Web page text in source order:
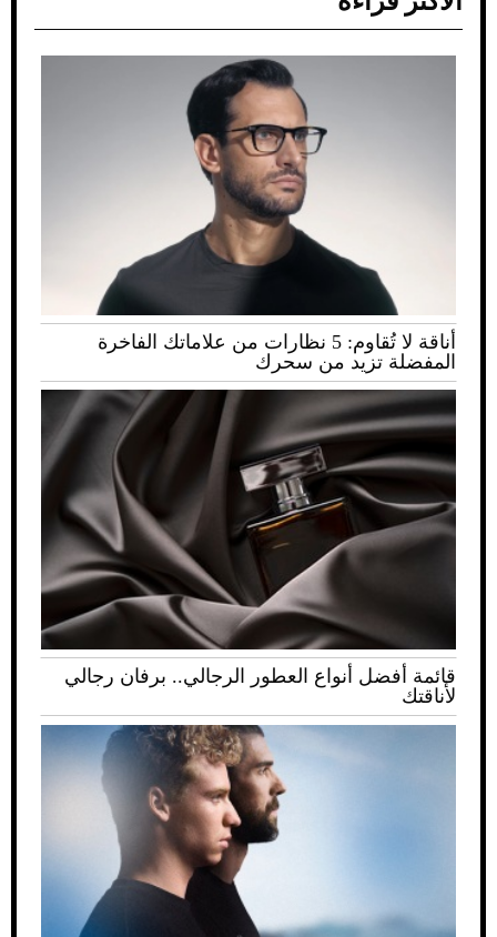
أناقة لا تُقاوم: 5 نظارات من علاماتك الفاخرة
المفضلة تزيد من سحرك
قائمة أفضل أنواع العطور الرجالي.. برفان رجالي
لأناقتك